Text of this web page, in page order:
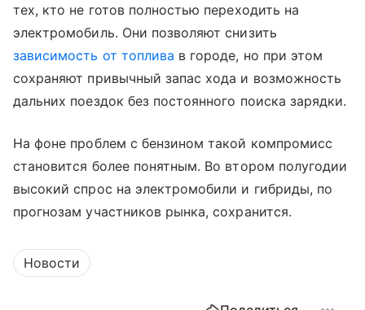
тех, кто не готов полностью переходить на
электромобиль. Они позволяют снизить
зависимость от топлива в городе, но при этом
сохраняют привычный запас хода и возможность
дальних поездок без постоянного поиска зарядки.
На фоне проблем с бензином такой компромисс
становится более понятным. Во втором полугодии
высокий спрос на электромобили и гибриды, по
прогнозам участников рынка, сохранится.
Новости